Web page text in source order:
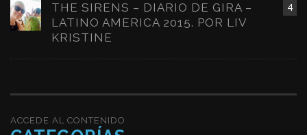
4
THE SIRENS – DIARIO DE GIRA –
LATINO AMERICA 2015. POR LIV
KRISTINE
ACCEDE AL CONTENIDO